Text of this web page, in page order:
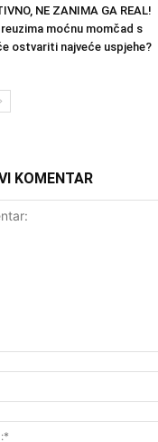
NE ZANIMA GA REAL!
moćnu momčad s
ostvariti najveće uspjehe?
KOMENTAR